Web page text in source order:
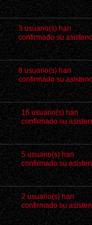
3 usuario(s) han
confirmado su
8 usuario(s) han
confirmado su
16 usuario(s) han
confirmado su
5 usuario(s) han
confirmado su
2 usuario(s) han
confirmado su